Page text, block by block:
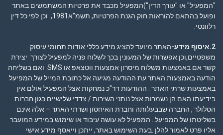
"המפעיל" או "עורך הדין")המפעיל מכבד את פרטיות המשתמשים באתר
ופועל בהתאם להוראות חוק הגנת הפרטיות, תשמ"א1981, וכן לפי כל דין
רלוונטי.
2.איסוף מידע-
האתר מיועד להציג מידע כללי אודות תחומי עיסוק
משפטיים,וכן אפשרות של המעונין בכך לשלוח פניה למפעיל לצורך יצירת
קשר אם באמצעות משלוח מיסרון אמצעות ווטצאפ או SMS ואם בשליחה
הודעה באמצעות האתר עת ההודעה מגיעה אל כתובת המייל של המפיעל
באמצעות שרתי האתר . ההודעות דר"כ נמחקות אצל המפעיל אולם אין
בידיעתו האם הן נשמרות אצל נותני השירות / צדדי שלישיים כגון חברות
הסלולר , החברה שבבעלותה וחברת האיחסון ושרתי האתר – אלה אינם
בשליטתו של המפיעל . המפעיל לא עושה עיבוד או שימוש במידע המועבר
אליו פרט לאמור להלן .בעת השימוש באתר, ייתכן וייאסף מידע אישי